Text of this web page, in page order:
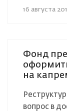
16 августа
Фонд
на
вопрос в